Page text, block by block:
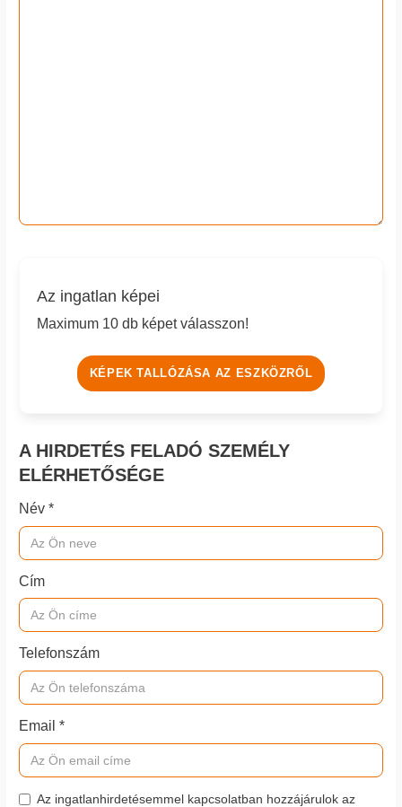
Az ingatlan képei
Maximum 10 db képet válasszon!
KÉPEK TALLÓZÁSA AZ ESZKÖZRŐL
A HIRDETÉS FELADÓ SZEMÉLY
ELÉRHETŐSÉGE
Név *
Cím
Telefonszám
Email *
Az ingatlanhirdetésemmel kapcsolatban hozzájárulok az